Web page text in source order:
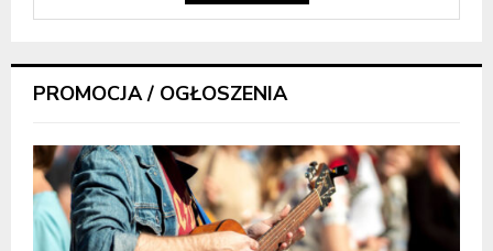
PROMOCJA / OGŁOSZENIA